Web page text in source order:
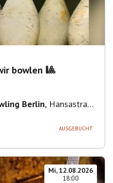
bowlen 🎱
Berlin, Hansastraße
AUSGEBUCHT
Mi, 12.08.2026
18:00